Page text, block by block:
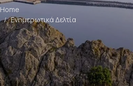
Home
Ενημερωτικά Δελτία